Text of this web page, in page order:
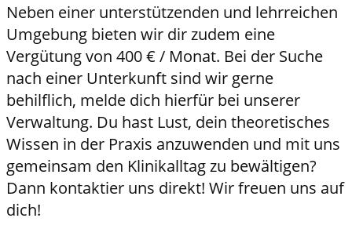
Neben einer unterstützenden und lehrreichen
Umgebung bieten wir dir zudem eine
Vergütung von 400 € / Monat. Bei der Suche
nach einer Unterkunft sind wir gerne
behilflich, melde dich hierfür bei unserer
Verwaltung. Du hast Lust, dein theoretisches
Wissen in der Praxis anzuwenden und mit uns
gemeinsam den Klinikalltag zu bewältigen?
Dann kontaktier uns direkt! Wir freuen uns auf
dich!